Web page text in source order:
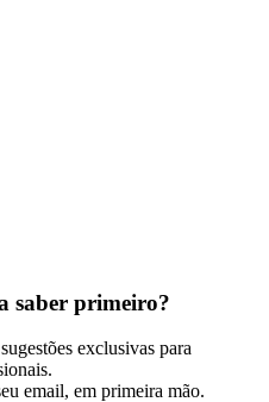
saber primeiro?
exclusivas para
email, em primeira mão.